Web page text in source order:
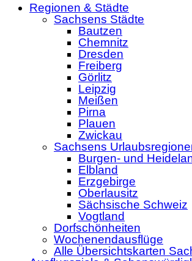
Regionen & Städte
Sachsens Städte
Bautzen
Chemnitz
Dresden
Freiberg
Görlitz
Leipzig
Meißen
Pirna
Plauen
Zwickau
Sachsens
Burgen- und
Elbland
Erzgebirge
Oberlausitz
Sächsische Schweiz
Vogtland
Dorfschönheiten
Wochenendausflüge
Alle Übersichtskarten